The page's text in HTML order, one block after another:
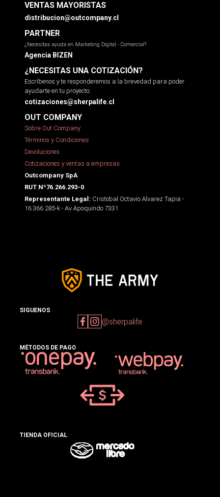
VENTAS MAYORISTAS
distribucion@outcompany.cl
PARTNER
¿Necesitas ayuda en Marketing Digital - Comercial?
Agencia BIZEN
¿NECESITAS UNA COTIZACIÓN?
Escríbenos y te responderemos a la brevedad para poder
ayudarte en tu proyecto.
cotizaciones@sherpalife.cl
OUT COMPANY
Sobre Out Company
Términos y Condiciones
Devoluciones
Cotizaciones y ventas a empresas
Outcompany SpA
RUT Nº76.266.293-0
Representante Legal: Cristobal Octavio Alvarez Tapia -
16.366.285-k - Av Apoquindo 7331
SIGUENOS
@sherpalife
MÉTODOS DE PAGO
TIENDA OFICIAL